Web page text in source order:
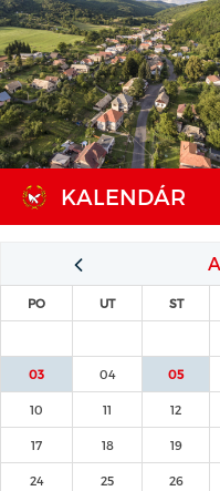
KALENDÁR
PO UT ST
03 04 05
10 11 12
17 18 19
24 25 26